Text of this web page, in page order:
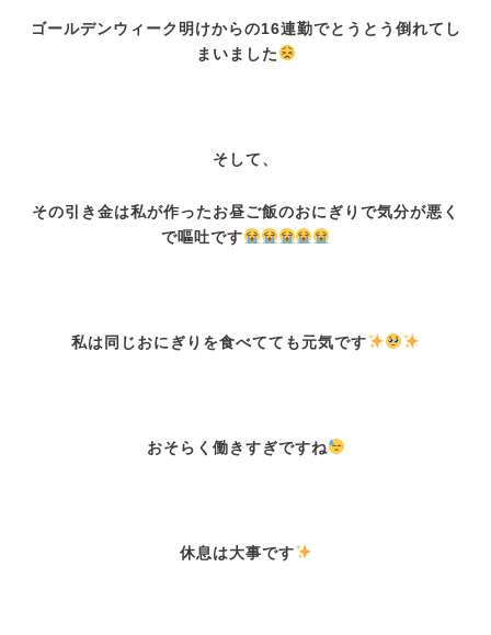
ゴールデンウィーク明けからの16連勤でとうとう倒れてし
まいました
そして、
その引き金は私が作ったお昼ご飯のおにぎりで気分が悪く
で嘔吐です
私は同じおにぎりを食べてても元気です
おそらく働きすぎですね
休息は大事です